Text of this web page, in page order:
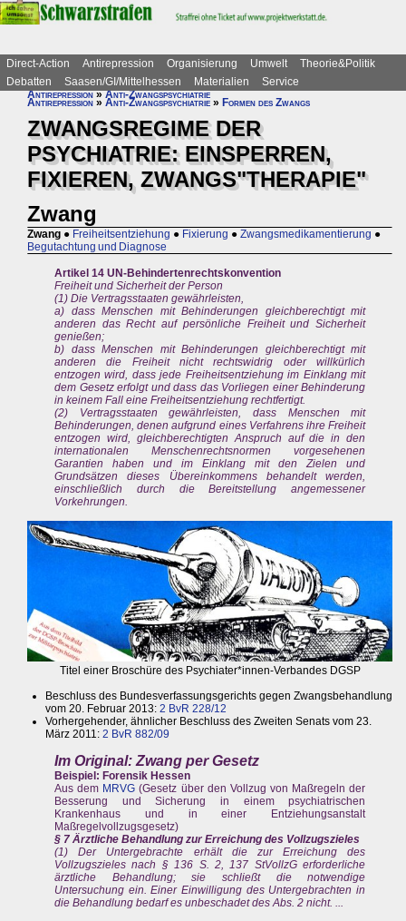
Direct-Action Antirepression Organisierung Umwelt
Theorie&Politik
Debatten
Saasen/GI/Mittelhessen Materialien
Service
Antirepression»Anti-Zwangspsychiatrie
Antirepression » Anti-Zwangspsychiatrie » Formen des Zwangs
ZWANGSREGIME DER
PSYCHIATRIE: EINSPERREN,
FIXIEREN, ZWANGS"THERAPIE"
Zwang
Zwang ● Freiheitsentziehung ● Fixierung ● Zwangsmedikamentierung ●
Begutachtung und Diagnose
Artikel 14 UN-Behindertenrechtskonvention
Freiheit und Sicherheit der Person
(1) Die Vertragsstaaten gewährleisten,
a) dass Menschen mit Behinderungen gleichberechtigt mit
anderen das Recht auf persönliche Freiheit und Sicherheit
genießen;
b) dass Menschen mit Behinderungen gleichberechtigt mit
anderen die Freiheit nicht rechtswidrig oder willkürlich
entzogen wird, dass jede Freiheitsentziehung im Einklang mit
dem Gesetz erfolgt und dass das Vorliegen einer Behinderung
in keinem Fall eine Freiheitsentziehung rechtfertigt.
(2) Vertragsstaaten gewährleisten, dass Menschen mit
Behinderungen, denen aufgrund eines Verfahrens ihre Freiheit
entzogen wird, gleichberechtigten Anspruch auf die in den
internationalen Menschenrechtsnormen vorgesehenen
Garantien haben und im Einklang mit den Zielen und
Grundsätzen dieses Übereinkommens behandelt werden,
einschließlich durch die Bereitstellung angemessener
Vorkehrungen.
Titel einer Broschüre des Psychiater*innen-Verbandes DGSP
Beschluss des Bundesverfassungsgerichts gegen Zwangsbehandlung
vom 20. Februar 2013: 2 BvR 228/12
Vorhergehender, ähnlicher Beschluss des Zweiten Senats vom 23.
März 2011: 2 BvR 882/09
Im Original: Zwang per Gesetz
Beispiel: Forensik Hessen
Aus dem MRVG (Gesetz über den Vollzug von Maßregeln der
Besserung und Sicherung in einem psychiatrischen
Krankenhaus und in einer Entziehungsanstalt
Maßregelvollzugsgesetz)
§ 7 Ärztliche Behandlung zur Erreichung des Vollzugszieles
(1) Der Untergebrachte erhält die zur Erreichung des
Vollzugszieles nach § 136 S. 2, 137 StVollzG erforderliche
ärztliche Behandlung; sie schließt die notwendige
Untersuchung ein. Einer Einwilligung des Untergebrachten in
die Behandlung bedarf es unbeschadet des Abs. 2 nicht. ...